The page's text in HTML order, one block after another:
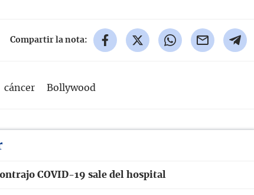
Compartir la nota:
cáncer Bollywood
COVID-19 sale del hospital